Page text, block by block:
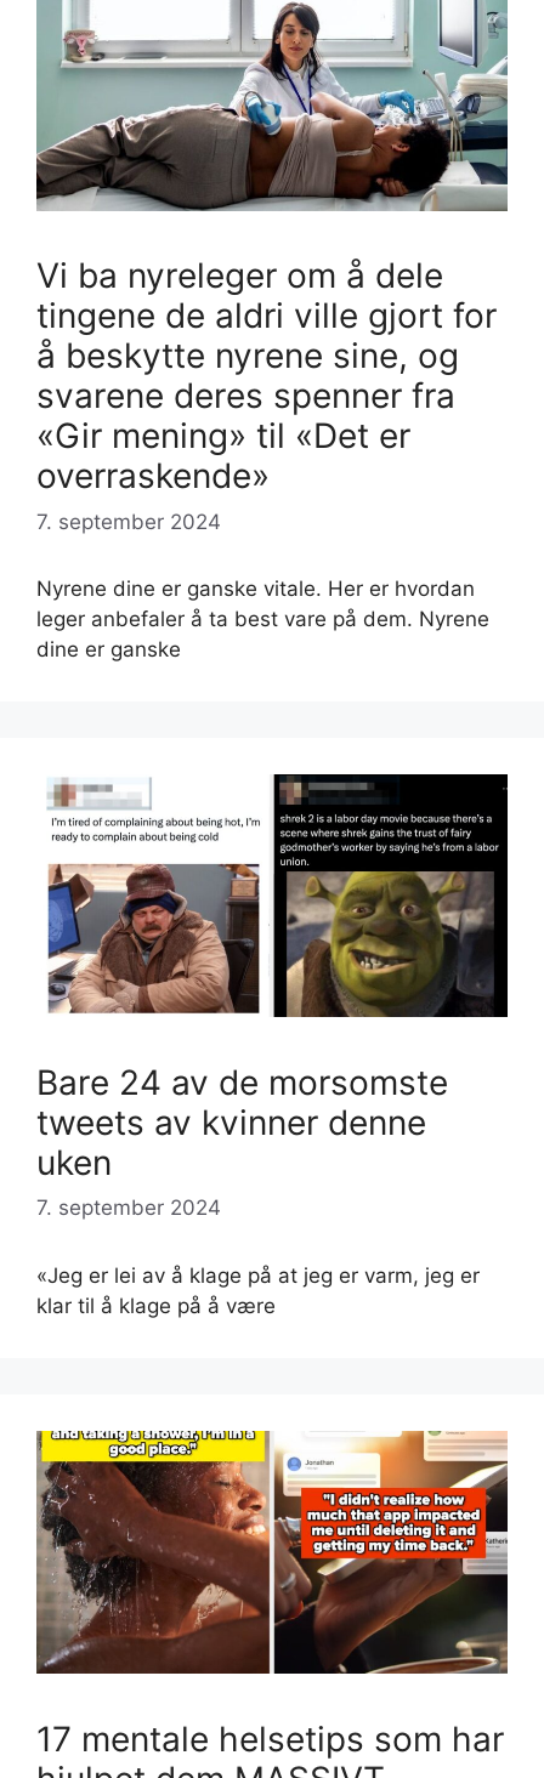
Vi ba nyreleger om å dele
tingene de aldri ville gjort for
å beskytte nyrene sine, og
svarene deres spenner fra
«Gir mening» til «Det er
overraskende»
7. september 2024
Nyrene dine er ganske vitale. Her er hvordan
leger anbefaler å ta best vare på dem. Nyrene
dine er ganske
Bare 24 av de morsomste
tweets av kvinner denne
uken
7. september 2024
«Jeg er lei av å klage på at jeg er varm, jeg er
klar til å klage på å være
17 mentale helsetips som har